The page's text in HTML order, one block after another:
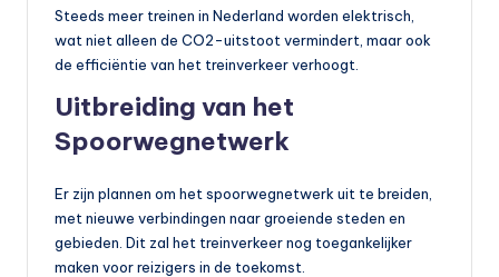
Steeds meer treinen in Nederland worden elektrisch,
wat niet alleen de CO2-uitstoot vermindert, maar ook
de efficiëntie van het treinverkeer verhoogt.
Uitbreiding van het
Spoorwegnetwerk
Er zijn plannen om het spoorwegnetwerk uit te breiden,
met nieuwe verbindingen naar groeiende steden en
gebieden. Dit zal het treinverkeer nog toegankelijker
maken voor reizigers in de toekomst.